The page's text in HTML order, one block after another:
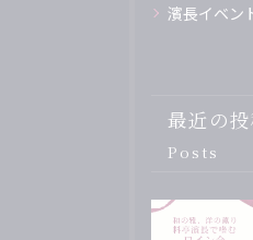
濱長イベン
最近の
Posts